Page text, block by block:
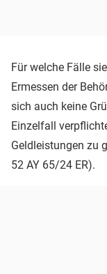
Für welche Fälle
Ermessen der
sich auch keine
Einzelfall
Geldleistungen zu
52 AY 65/24 ER).